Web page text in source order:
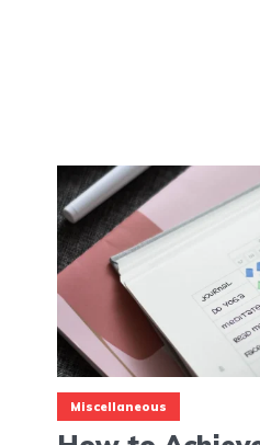
Miscellaneous